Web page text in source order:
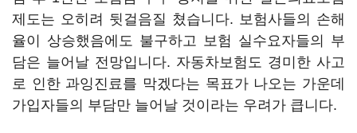
제도는 오히려 뒷걸음질 쳤습니다. 보험사들의 손해
율이 상승했음에도 불구하고 보험 실수요자들의 부
담은 늘어날 전망입니다. 자동차보험도 경미한 사고
로 인한 과잉진료를 막겠다는 목표가 나오는 가운데
가입자들의 부담만 늘어날 것이라는 우려가 큽니다.